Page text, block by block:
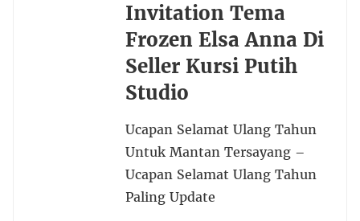
Invitation Tema
Frozen Elsa Anna Di
Seller Kursi Putih
Studio
Ucapan Selamat Ulang Tahun
Untuk Mantan Tersayang –
Ucapan Selamat Ulang Tahun
Paling Update